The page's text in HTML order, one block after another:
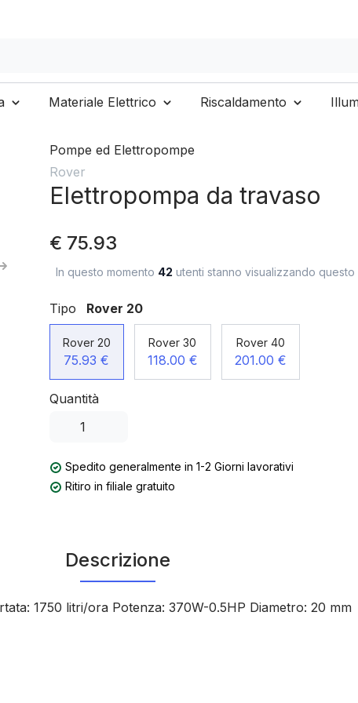
Materiale Elettrico Riscaldamento
Pompe ed Elettropompe
Rover
Elettropompa da travaso
€ 75.93
In questo momento 42 utenti stanno visualizzando questo
Tipo Rover 20
Rover 20
75.93 €
Rover 30
118.00 €
Rover 40
201.00 €
Quantità
Spedito generalmente in 1-2 Giorni lavorativi
Ritiro in filiale gratuito
Descrizione
1750 litri/ora Potenza: 370W-0.5HP Diametro: 20 mm